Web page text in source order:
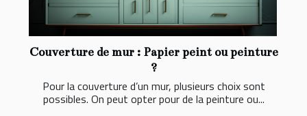
Couverture de mur : Papier peint ou peinture
?
Pour la couverture d’un mur, plusieurs choix sont
possibles. On peut opter pour de la peinture ou...